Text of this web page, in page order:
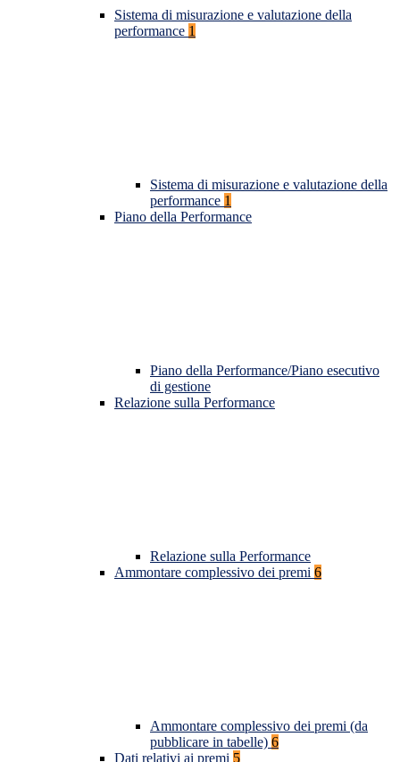
Sistema di misurazione e valutazione della
performance 1
Sistema di misurazione e valutazione della
performance 1
Piano della Performance
Piano della Performance/Piano esecutivo
di gestione
Relazione sulla Performance
Relazione sulla Performance
Ammontare complessivo dei premi 6
Ammontare complessivo dei premi (da
pubblicare in tabelle) 6
Dati relativi ai premi 5